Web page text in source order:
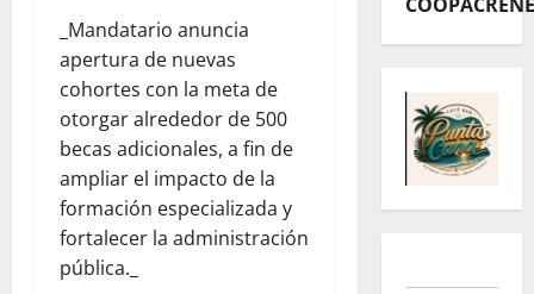
_Mandatario anuncia
apertura de nuevas
cohortes con la meta de
otorgar alrededor de 500
becas adicionales, a fin de
ampliar el impacto de la
formación especializada y
fortalecer la administración
pública._